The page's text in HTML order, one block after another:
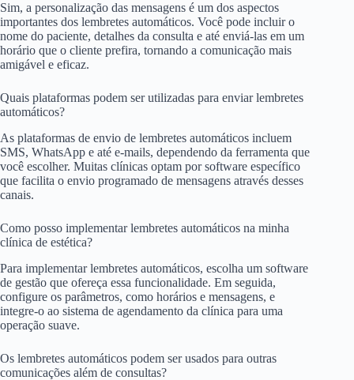
Sim, a personalização das mensagens é um dos aspectos
importantes dos lembretes automáticos. Você pode incluir o
nome do paciente, detalhes da consulta e até enviá-las em um
horário que o cliente prefira, tornando a comunicação mais
amigável e eficaz.
Quais plataformas podem ser utilizadas para enviar lembretes
automáticos?
As plataformas de envio de lembretes automáticos incluem
SMS, WhatsApp e até e-mails, dependendo da ferramenta que
você escolher. Muitas clínicas optam por software específico
que facilita o envio programado de mensagens através desses
canais.
Como posso implementar lembretes automáticos na minha
clínica de estética?
Para implementar lembretes automáticos, escolha um software
de gestão que ofereça essa funcionalidade. Em seguida,
configure os parâmetros, como horários e mensagens, e
integre-o ao sistema de agendamento da clínica para uma
operação suave.
Os lembretes automáticos podem ser usados para outras
comunicações além de consultas?